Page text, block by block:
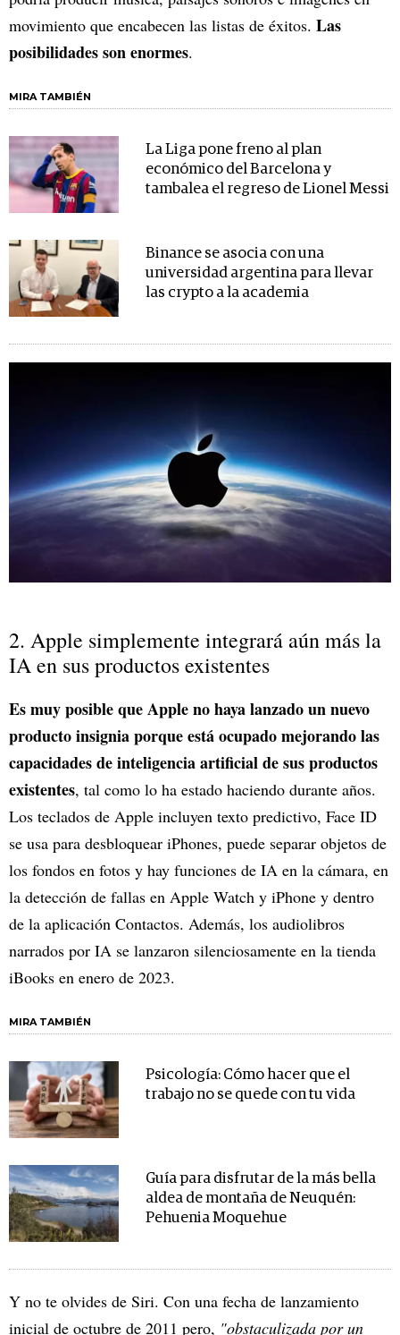
movimiento que encabecen las listas de éxitos. Las
posibilidades son enormes.
MIRA TAMBIÉN
La Liga pone freno al plan
económico del Barcelona y
tambalea el regreso de Lionel Messi
Binance se asocia con una
universidad argentina para llevar
las crypto a la academia
2. Apple simplemente integrará aún más la
IA en sus productos existentes
Es muy posible que Apple no haya lanzado un nuevo
producto insignia porque está ocupado mejorando las
capacidades de inteligencia artificial de sus productos
existentes, tal como lo ha estado haciendo durante años.
Los teclados de Apple incluyen texto predictivo, Face ID
se usa para desbloquear iPhones, puede separar objetos de
los fondos en fotos y hay funciones de IA en la cámara, en
la detección de fallas en Apple Watch y iPhone y dentro
de la aplicación Contactos. Además, los audiolibros
narrados por IA se lanzaron silenciosamente en la tienda
iBooks en enero de 2023.
MIRA TAMBIÉN
Psicología: Cómo hacer que el
trabajo no se quede con tu vida
Guía para disfrutar de la más bella
aldea de montaña de Neuquén:
Pehuenia Moquehue
Y no te olvides de Siri. Con una fecha de lanzamiento
inicial de octubre de 2011 pero, "obstaculizada por un